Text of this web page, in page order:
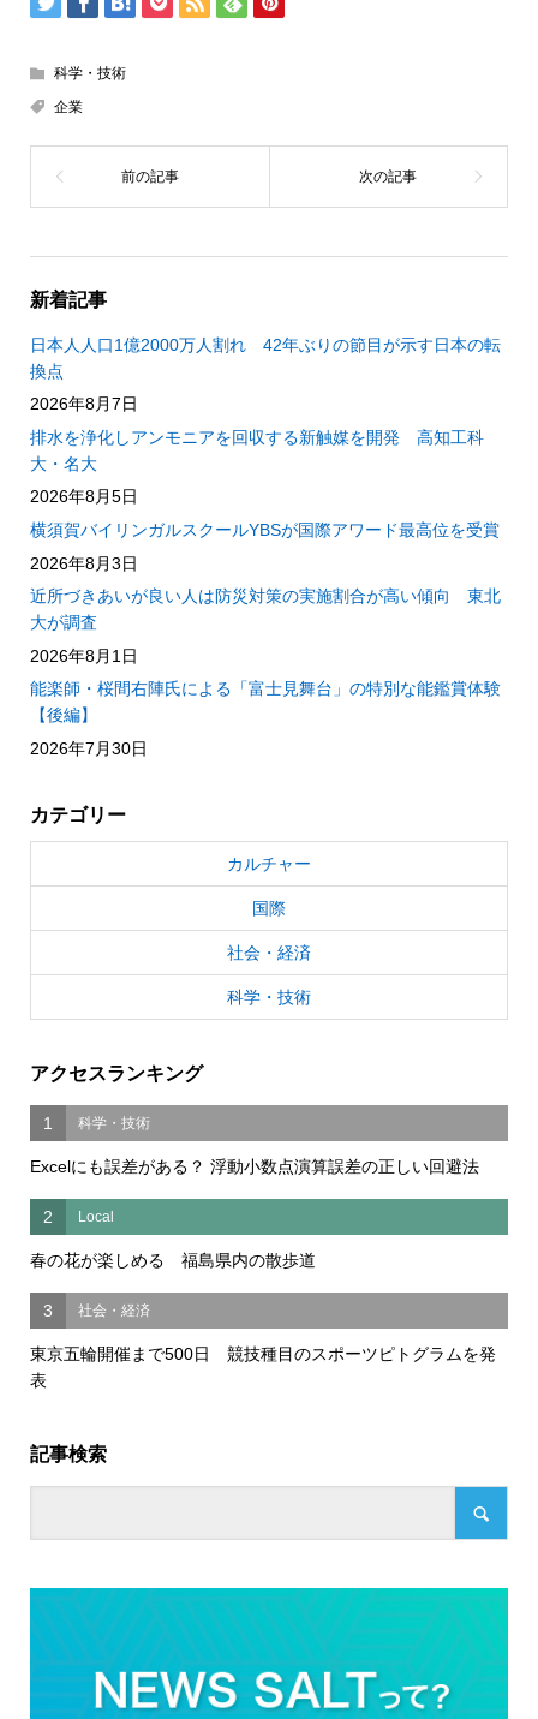
科学・技術
企業
新着記事
日本人人口1億2000万人割れ 42年ぶりの節目が示す日本の転
換点
2026年8月7日
排水を浄化しアンモニアを回収する新触媒を開発 高知工科
大・名大
2026年8月5日
横須賀バイリンガルスクールYBSが国際アワード最高位を受賞
2026年8月3日
近所づきあいが良い人は防災対策の実施割合が高い傾向 東北
大が調査
2026年8月1日
能楽師・桜間右陣氏による「富士見舞台」の特別な能鑑賞体験
【後編】
2026年7月30日
カテゴリー
カルチャー
国際
社会・経済
科学・技術
アクセスランキング
1 科学・技術
Excelにも誤差がある？ 浮動小数点演算誤差の正しい回避法
2 Local
春の花が楽しめる 福島県内の散歩道
3 社会・経済
東京五輪開催まで500日 競技種目のスポーツピトグラムを発
表
記事検索